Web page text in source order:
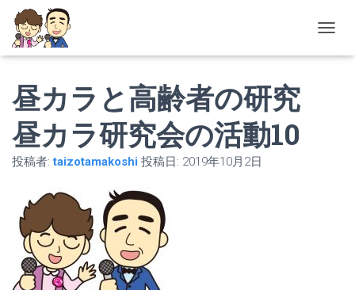
ビ
昼カラと高齢者の研究
昼カラ研究会の活動10
投稿者:taizotamakoshi 投稿日: 2019年10月2日